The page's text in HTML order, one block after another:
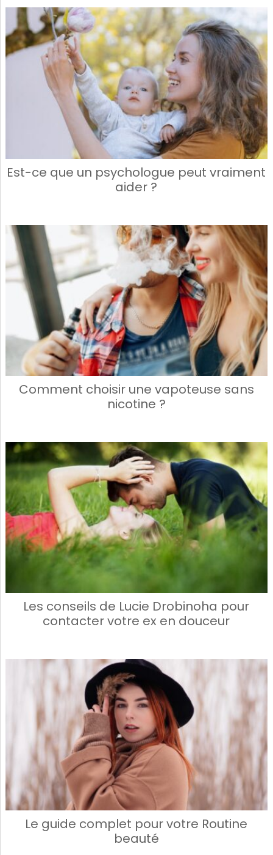
Est-ce que un psychologue peut vraiment
aider ?
Comment choisir une vapoteuse sans
nicotine ?
Les conseils de Lucie Drobinoha pour
contacter votre ex en douceur
Le guide complet pour votre Routine
beauté